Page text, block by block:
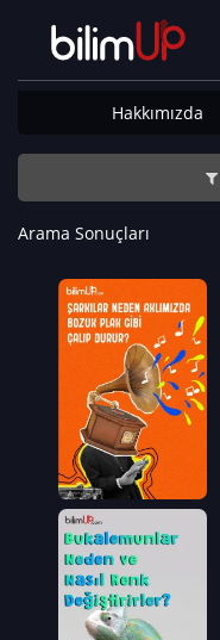
Hakkımızda
Arama Sonuçları